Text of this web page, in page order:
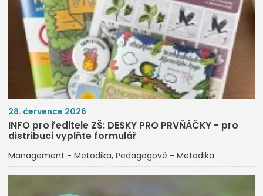
28. července 2026
INFO pro ředitele ZŠ: DESKY PRO PRVŇÁČKY - pro
distribuci vyplňte formulář
Management - Metodika Pedagogové - Metodika